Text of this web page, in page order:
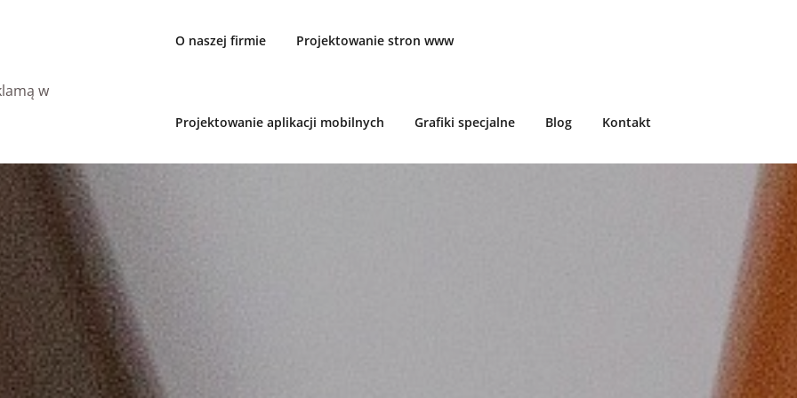
w
O naszej firmie Projektowanie stron www
Projektowanie aplikacji mobilnych Grafiki specjalne Blog Kontakt